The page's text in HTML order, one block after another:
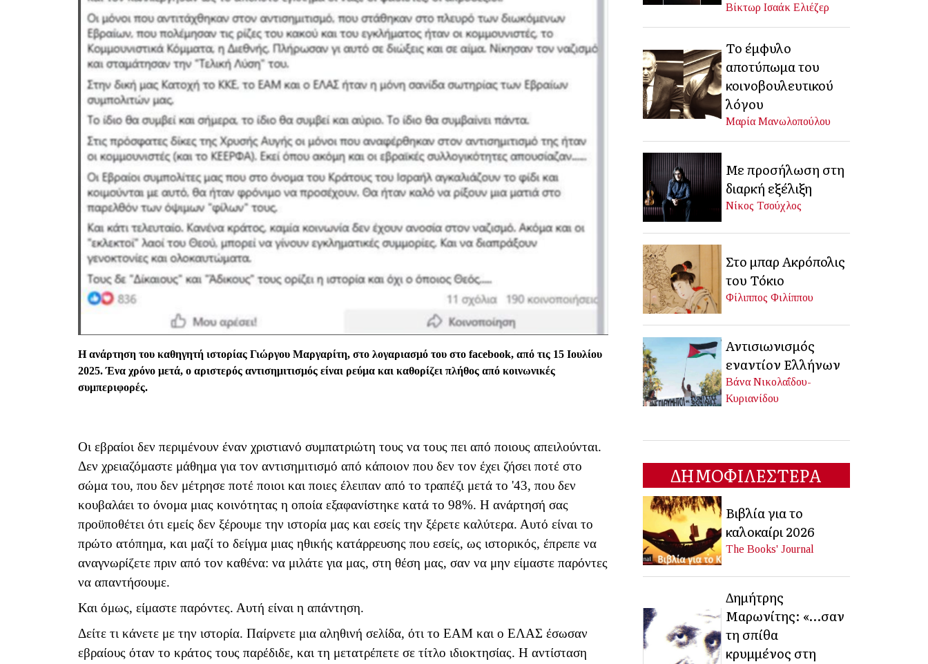
Η ανάρτηση του καθηγητή ιστορίας Γιώργου Μαργαρίτη, στο λογαριασμό του στο facebook, από τις 15 Ιουλίου
2025. Ένα χρόνο μετά, ο αριστερός αντισημιτισμός είναι ρεύμα και καθορίζει πλήθος από κοινωνικές
συμπεριφορές.
Οι εβραίοι δεν περιμένουν έναν χριστιανό συμπατριώτη τους να τους πει από ποιους απειλούνται.
Δεν χρειαζόμαστε μάθημα για τον αντισημιτισμό από κάποιον που δεν τον έχει ζήσει ποτέ στο
σώμα του, που δεν μέτρησε ποτέ ποιοι και ποιες έλειπαν από το τραπέζι μετά το '43, που δεν
κουβαλάει το όνομα μιας κοινότητας η οποία εξαφανίστηκε κατά το 98%. Η ανάρτησή σας
προϋποθέτει ότι εμείς δεν ξέρουμε την ιστορία μας και εσείς την ξέρετε καλύτερα. Αυτό είναι το
πρώτο ατόπημα, και μαζί το δείγμα μιας ηθικής κατάρρευσης που εσείς, ως ιστορικός, έπρεπε να
αναγνωρίζετε πριν από τον καθένα: να μιλάτε για μας, στη θέση μας, σαν να μην είμαστε παρόντες
να απαντήσουμε.
Και όμως, είμαστε παρόντες. Αυτή είναι η απάντηση.
Δείτε τι κάνετε με την ιστορία. Παίρνετε μια αληθινή σελίδα, ότι το ΕΑΜ και ο ΕΛΑΣ έσωσαν
εβραίους όταν το κράτος τους παρέδιδε, και τη μετατρέπετε σε τίτλο ιδιοκτησίας. Η αντίσταση
Βίκτωρ Ισαάκ Ελιέζερ
Το έμφυλο
αποτύπωμα του
κοινοβουλευτικού
λόγου
Μαρία Μανωλοπούλου
Με προσήλωση στη
διαρκή εξέλιξη
Νίκος Τσούχλος
Στο μπαρ Ακρόπολις
του Τόκιο
Φίλιππος Φιλίππου
Αντισιωνισμός
εναντίον Ελλήνων
Βάνα Νικολαΐδου-
Κυριανίδου
ΔΗΜΟΦΙΛΕΣΤΕΡΑ
Βιβλία για το
καλοκαίρι 2026
The Books' Journal
Δημήτρης
Μαρωνίτης: «…σαν
τη σπίθα
κρυμμένος στη